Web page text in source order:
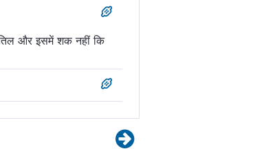
और इसमें शक नहीं कि